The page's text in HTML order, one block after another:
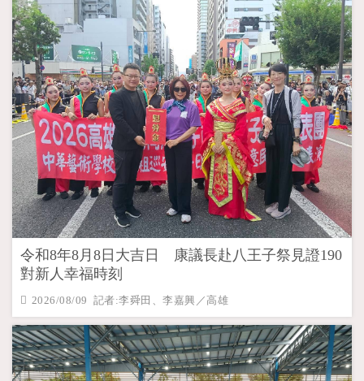
令和8年8月8日大吉日 康議長赴八王子祭見證190
對新人幸福時刻
2026/08/09 記者:李舜田、李嘉興／高雄